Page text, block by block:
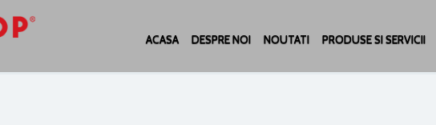
ACASA DESPRE NOI NOUTATI PRODUSE SI SERVICII